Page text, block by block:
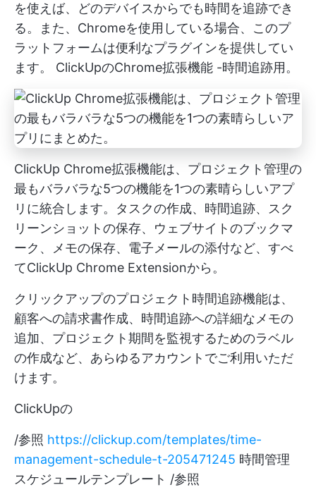
を使えば、どのデバイスからでも時間を追跡でき
る。また、Chromeを使用している場合、このプ
ラットフォームは便利なプラグインを提供してい
ます。 ClickUpのChrome拡張機能 -時間追跡用。
ClickUp Chrome拡張機能は、プロジェクト管理の
最もバラバラな5つの機能を1つの素晴らしいアプ
リに統合します。タスクの作成、時間追跡、スク
リーンショットの保存、ウェブサイトのブックマ
ーク、メモの保存、電子メールの添付など、すべ
てClickUp Chrome Extensionから。
クリックアップのプロジェクト時間追跡機能は、
顧客への請求書作成、時間追跡への詳細なメモの
追加、プロジェクト期間を監視するためのラベル
の作成など、あらゆるアカウントでご利用いただ
けます。
ClickUpの
/参照 https://clickup.com/templates/time-
management-schedule-t-205471245 時間管理
スケジュールテンプレート /参照